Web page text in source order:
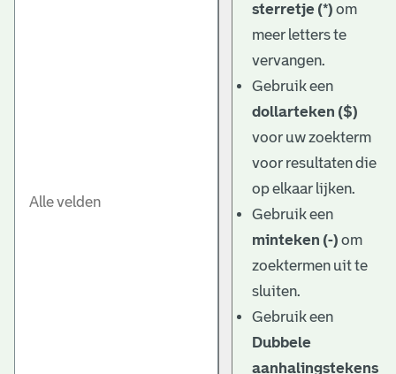
sterretje (*) om
meer letters te
vervangen.
Gebruik een
dollarteken ($)
voor uw zoekterm
voor resultaten die
op elkaar lijken.
Gebruik een
minteken (-) om
zoektermen uit te
sluiten.
Gebruik een
Dubbele
aanhalingstekens